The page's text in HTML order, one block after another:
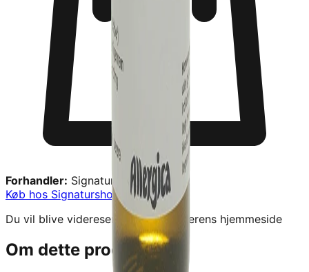
Forhandler: Signaturshop
Køb hos Signaturshop
→
Du vil blive videresendt til forhandlerens hjemmeside
Om dette produkt